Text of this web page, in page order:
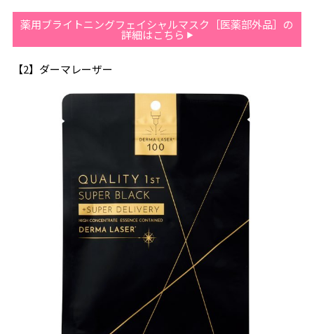
薬用ブライトニングフェイシャルマスク［医薬部外品］の
詳細はこちら
【2】ダーマレーザー